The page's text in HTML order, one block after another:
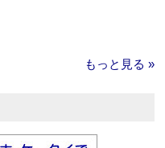
もっと見る »